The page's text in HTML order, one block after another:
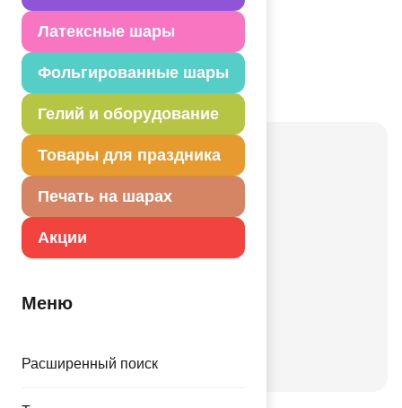
Латексные шары
Фольгированные шары
Гелий и оборудование
Товары для праздника
Печать на шарах
Акции
Меню
Расширенный поиск
Актуальные праздники
Свадьбы
Корпоративные
Праздники
День рождения
Валентинов день
Новый год